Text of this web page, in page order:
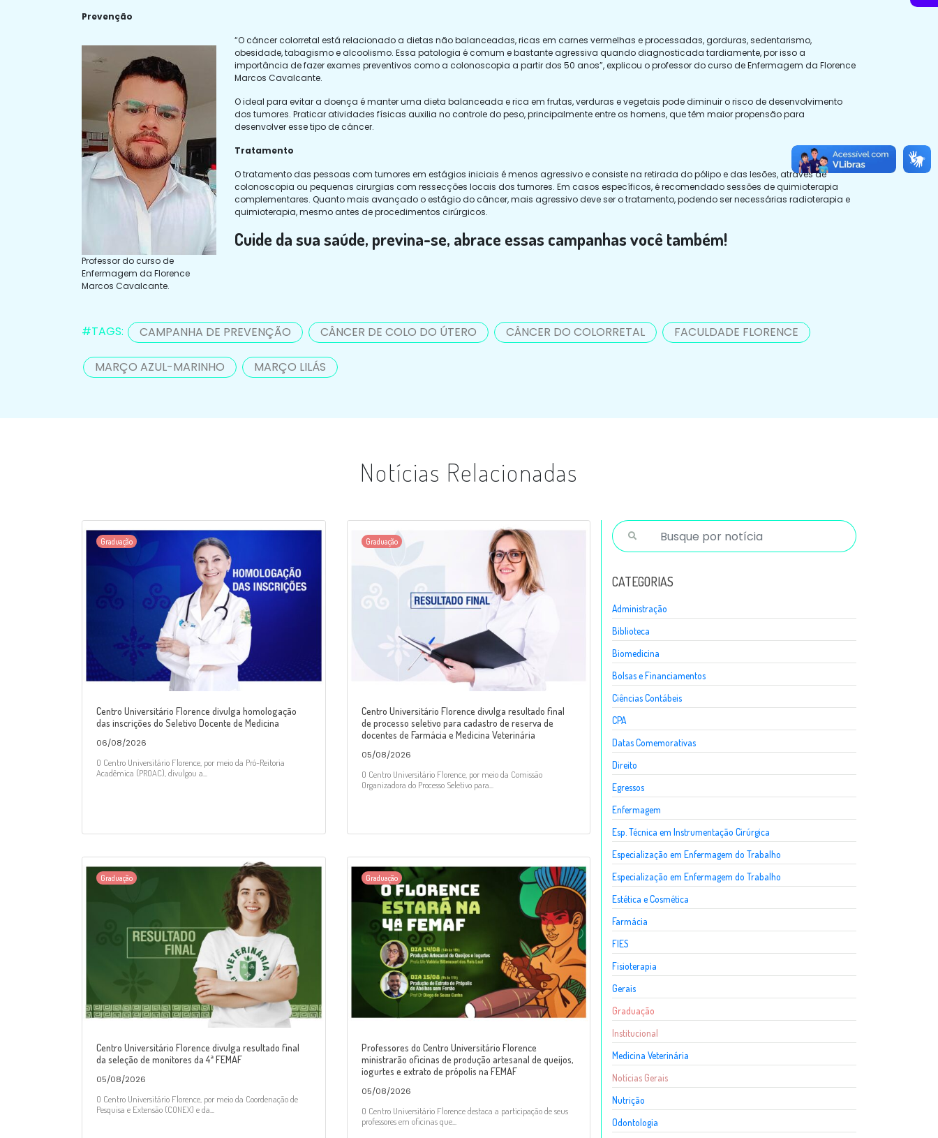
Prevenção
Professor do curso de
Enfermagem da Florence
Marcos Cavalcante.
“O câncer colorretal está relacionado a dietas não balanceadas, ricas em carnes vermelhas e processadas, gorduras, sedentarismo,
obesidade, tabagismo e alcoolismo. Essa patologia é comum e bastante agressiva quando diagnosticada tardiamente, por isso a
importância de fazer exames preventivos como a colonoscopia a partir dos 50 anos”, explicou o professor do curso de Enfermagem da Florence
Marcos Cavalcante.
O ideal para evitar a doença é manter uma dieta balanceada e rica em frutas, verduras e vegetais pode diminuir o risco de desenvolvimento
dos tumores. Praticar atividades físicas auxilia no controle do peso, principalmente entre os homens, que têm maior propensão para
desenvolver esse tipo de câncer.
Tratamento
O tratamento das pessoas com tumores em estágios iniciais é menos agressivo e consiste na retirada do pólipo e das lesões, através de
colonoscopia ou pequenas cirurgias com ressecções locais dos tumores. Em casos específicos, é recomendado sessões de quimioterapia
complementares. Quanto mais avançado o estágio do câncer, mais agressivo deve ser o tratamento, podendo ser necessárias radioterapia e
quimioterapia, mesmo antes de procedimentos cirúrgicos.
Cuide da sua saúde, previna-se, abrace essas campanhas você também!
#TAGS: CAMPANHA DE PREVENÇÃO CÂNCER DE COLO DO ÚTERO CÂNCER DO COLORRETAL FACULDADE FLORENCE
MARÇO AZUL-MARINHO MARÇO LILÁS
Notícias Relacionadas
Graduação
Centro Universitário Florence divulga homologação
das inscrições do Seletivo Docente de Medicina
06/08/2026
O Centro Universitário Florence, por meio da Pró-Reitoria
Acadêmica (PROAC), divulgou a...
Graduação
Centro Universitário Florence divulga resultado final
de processo seletivo para cadastro de reserva de
docentes de Farmácia e Medicina Veterinária
05/08/2026
O Centro Universitário Florence, por meio da Comissão
Organizadora do Processo Seletivo para...
Graduação
Centro Universitário Florence divulga resultado final
da seleção de monitores da 4ª FEMAF
05/08/2026
O Centro Universitário Florence, por meio da Coordenação de
Pesquisa e Extensão (CONEX) e da...
Graduação
Professores do Centro Universitário Florence
ministrarão oficinas de produção artesanal de queijos,
iogurtes e extrato de própolis na FEMAF
05/08/2026
O Centro Universitário Florence destaca a participação de seus
professores em oficinas que...
CATEGORIAS
Administração
Biblioteca
Biomedicina
Bolsas e Financiamentos
Ciências Contábeis
CPA
Datas Comemorativas
Direito
Egressos
Enfermagem
Esp. Técnica em Instrumentação Cirúrgica
Especialização em Enfermagem do Trabalho
Especialização em Enfermagem do Trabalho
Estética e Cosmética
Farmácia
FIES
Fisioterapia
Gerais
Graduação
Institucional
Medicina Veterinária
Notícias Gerais
Nutrição
Odontologia